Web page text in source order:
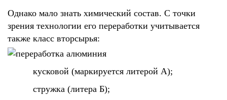
Однако мало знать химический состав. С точки
зрения технологии его переработки учитывается
также класс вторсырья:
кусковой (маркируется литерой А);
стружка (литера Б);